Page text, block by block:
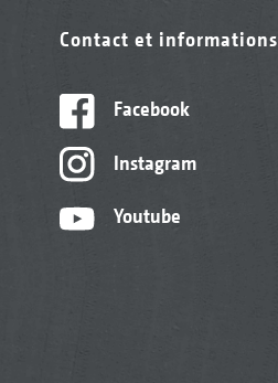
Contact et informations
Facebook
Instagram
Youtube